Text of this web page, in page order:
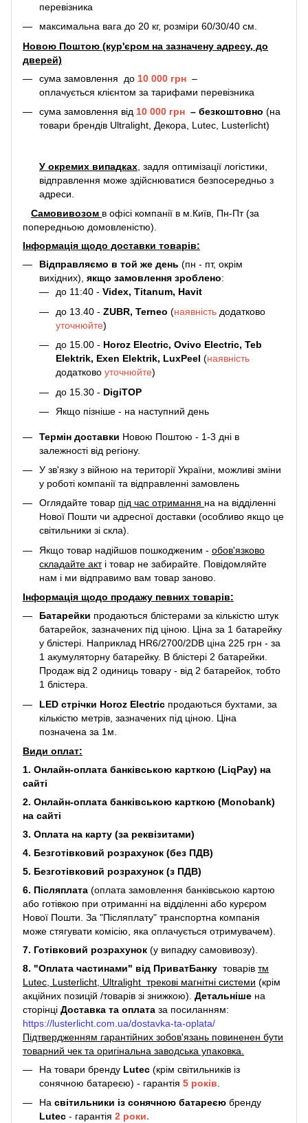
перевізника
максимальна вага до 20 кг, розміри 60/30/40 см.
Новою Поштою (кур'єром на зазначену адресу, до
дверей)
сума замовлення до 10 000 грн –
оплачується клієнтом за тарифами перевізника
сума замовлення від 10 000 грн – безкоштовно (на
товари брендів Ultralight, Декора, Lutec, Lusterlicht)
У окремих випадках , задля оптимізації логістики,
відправлення може здійснюватися безпосередньо з
адреси.
Самовивозом в офісі компанії в м.Київ, Пн-Пт (за
попередньою домовленістю).
Інформація щодо доставки товарів:
Відправляємо в той же день (пн - пт, окрім
вихідних), якщо замовлення зроблено:
до 11:40 - Videx, Titanum, Havit
до 13.40 - ZUBR, Terneo (наявність додатково
уточнюйте)
до 15.00 - Horoz Electric, Ovivo Electric, Teb
Elektrik, Exen Elektrik, LuxPeel (наявність
додатково уточнюйте)
до 15.30 - DigiTOP
Якщо пізніше - на наступний день
Термін доставки Новою Поштою - 1-3 дні в
залежності від регіону.
У зв'язку з війною на території України, можливі зміни
у роботі компанії та відправленні замовлень
Оглядайте товар під час отримання на на відділенні
Нової Пошти чи адресної доставки (особливо якщо це
світильники зі скла).
Якщо товар надійшов пошкодженим - обов'язково
складайте акт і товар не забирайте. Повідомляйте
нам і ми відправимо вам товар заново.
Інформація щодо продажу певних товарів:
Батарейки продаються блістерами за кількістю штук
батарейок, зазначених під ціною. Ціна за 1 батарейку
у блістері. Наприклад HR6/2700/2DB ціна 225 грн - за
1 акумуляторну батарейку. В блістері 2 батарейки.
Продаж від 2 одиниць товару - від 2 батарейок, тобто
1 блістера.
LED стрічки Horoz Electric продаються бухтами, за
кількістю метрів, зазначених під ціною. Ціна
позначена за 1м.
Види оплат:
1. Онлайн-оплата банківською карткою (LiqPay) на
сайті
2. Онлайн-оплата банківською карткою (Monobank)
на сайті
3. Оплата на карту (за реквізитами)
4. Безготівковий розрахунок (без ПДВ)
5. Безготівковий розрахунок (з ПДВ)
6. Післяплата (оплата замовлення банківською картою
або готівкою при отриманні на відділенні або курєром
Нової Пошти. За "Післяплату" транспортна компанія
може стягувати комісію, яка оплачується отримувачем).
7. Готівковий розрахунок (у випадку самовивозу).
8. "Оплата частинами" від ПриватБанку товарів тм
Lutec, Lusterlicht, Ultralight трекові магнітні системи (крім
акційних позицій /товарів зі знижкою). Детальніше на
сторінці Доставка та оплата за посиланням:
https://lusterlicht.com.ua/dostavka-ta-oplata/
Підтвердженням гарантійних зобов'язань повиненен бути
товарний чек та оригінальна заводська упаковка.
На товари бренду Lutec (крім світильників із
сонячною батареєю) - гарантія 5 років
На світильники із сонячною батареєю бренду
Lutec - гарантія 2 роки.